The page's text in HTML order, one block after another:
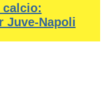
calcio:
Juve-Napoli